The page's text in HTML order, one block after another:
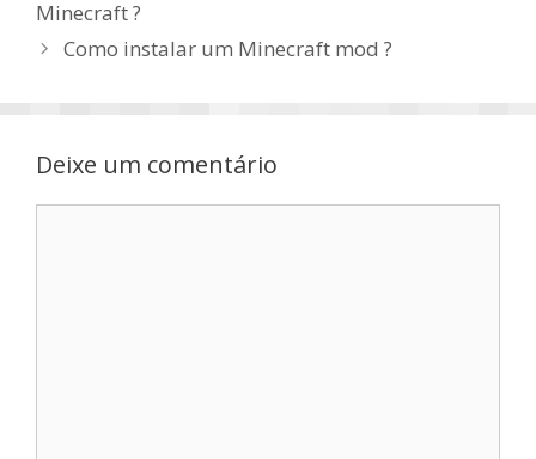
Minecraft ?
Como instalar um Minecraft mod ?
Deixe um comentário